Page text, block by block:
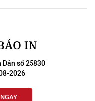
IN
Dân số 25830
2026